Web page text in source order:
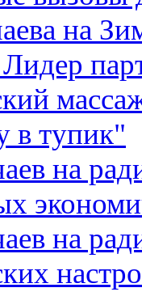
на
в тупик"
на
на